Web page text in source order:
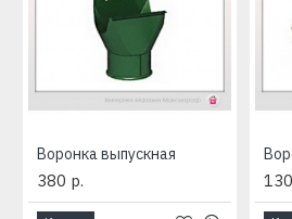
Воронка выпускная
380 р.